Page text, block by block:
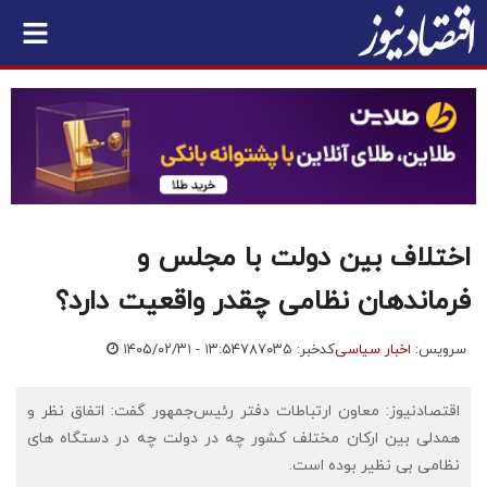
اختلاف بین دولت با مجلس و
فرماندهان نظامی چقدر واقعیت دارد؟
سرویس: اخبار سیاسیکدخبر: ۷۸۷۰۳۵ ۱۴۰۵/۰۲/۳۱ - ۱۳:۵۴
اقتصادنیوز: معاون ارتباطات دفتر رئیس‌جمهور گفت: اتفاق نظر و
همدلی بین ارکان مختلف کشور چه در دولت چه در دستگاه های
نظامی بی نظیر بوده است.